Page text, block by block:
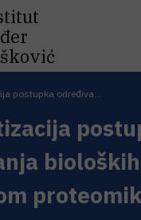
postupka određiva...